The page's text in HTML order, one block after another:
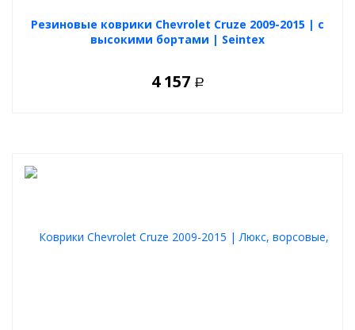
Резиновые коврики Chevrolet Cruze 2009-2015 | с
высокими бортами | Seintex
4 157 Р